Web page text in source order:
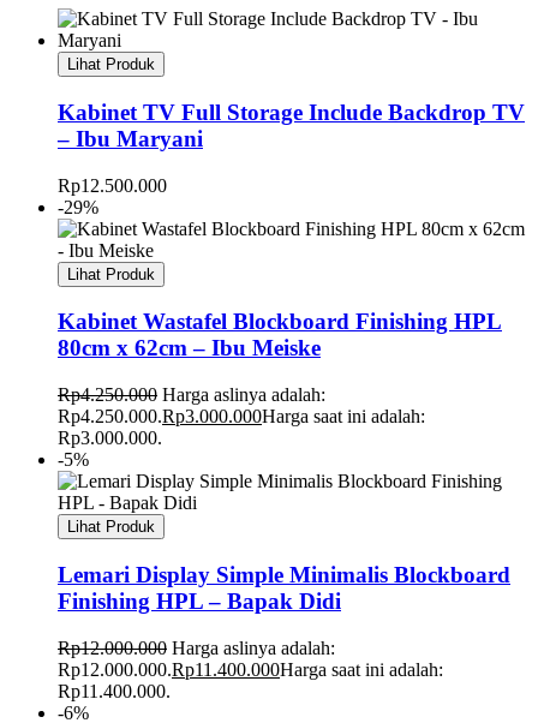
Lihat Produk
Kabinet TV Full Storage Include Backdrop TV
– Ibu Maryani
Rp12.500.000
-29%
Lihat Produk
Kabinet Wastafel Blockboard Finishing HPL
80cm x 62cm – Ibu Meiske
Rp4.250.000 Harga aslinya adalah:
Rp4.250.000.Rp3.000.000Harga saat ini adalah:
Rp3.000.000.
-5%
Lihat Produk
Lemari Display Simple Minimalis Blockboard
Finishing HPL – Bapak Didi
Rp12.000.000 Harga aslinya adalah:
Rp12.000.000.Rp11.400.000Harga saat ini adalah:
Rp11.400.000.
-6%